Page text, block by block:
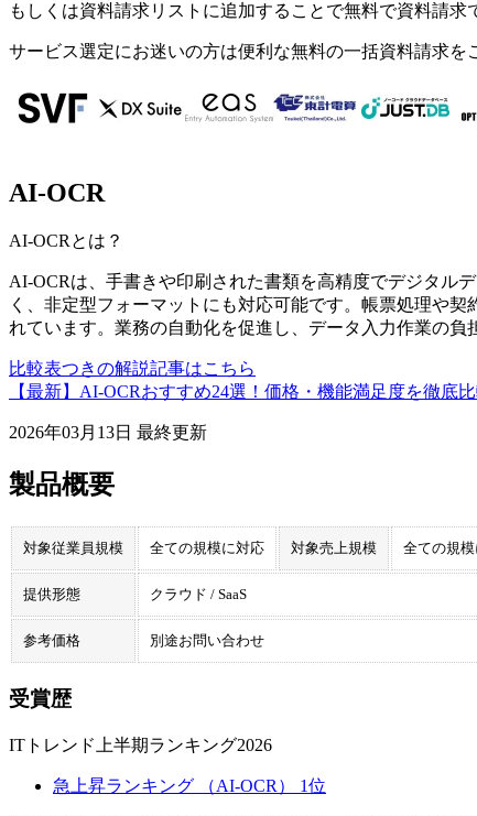
もしくは資料請求リストに追加することで無料で資料請求
サービス選定にお迷いの方は便利な無料の一括資料請求を
AI-OCR
AI-OCR とは？
AI-OCRは、手書きや印刷された書類を高精度でデジタル
く、非定型フォーマットにも対応可能です。帳票処理や
れています。業務の自動化を促進し、データ入力作業の負
比較表つきの解説記事はこちら
【最新】AI-OCRおすすめ24選！価格・機能満足度を徹底
2026年03月13日 最終更新
製品概要
対象従業員規模 全ての規模に対応 対象売上規模 全ての規
提供形態 クラウド / SaaS
参考価格 別途お問い合わせ
受賞歴
ITトレンド上半期ランキング2026
急上昇ランキング （AI-OCR） 1位